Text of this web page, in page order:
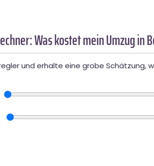
Was kostet mein Umzug in
und erhalte eine grobe Schätzung,